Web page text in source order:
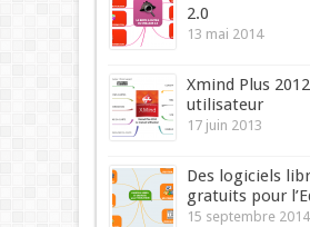
2.0
13 mai 2014
Xmind Plus
utilisateur
17 juin 2013
Des logiciels
gratuits pour
15 septembre 2014